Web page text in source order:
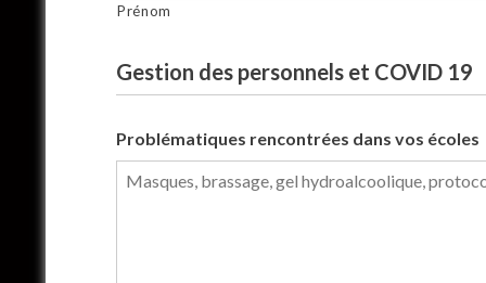
Prénom
Gestion des personnels et COVID 19
Problématiques rencontrées dans vos écoles